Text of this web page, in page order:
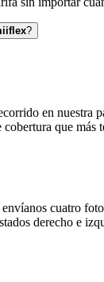
?
en nuestra
que más
cuatro
derecho e